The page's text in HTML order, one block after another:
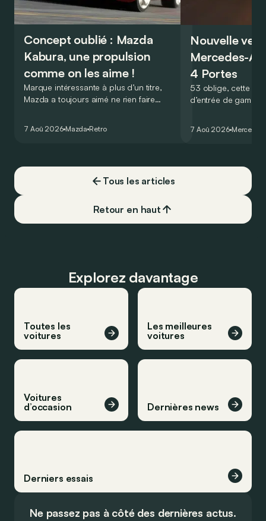
Concept oublié : Mazda
Kabura, une propulsion
comme on les aime !
Marque intéressante à plus d’un titre,
Mazda a toujours aimé ne rien faire
de la plus belle des manières…
7 Aoû 2026 Mazda Retro
Nouvelle
Mercedes-
4 Portes
53 oblige, cette
d’entrée de
moins…
7 Aoû 2026 Mercedes
Tous les articles
Retour en haut
Explorez davantage
Toutes les
voitures
Les meilleures
voitures
Voitures
d’occasion
Dernières news
Derniers essais
Ne passez pas à côté des dernières actus.